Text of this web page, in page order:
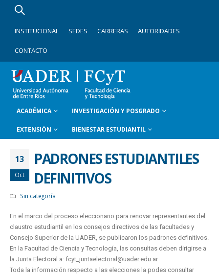
INSTITUCIONAL SEDES CARRERAS AUTORIDADES
CONTACTO
ACADÉMICA INVESTIGACIÓN Y POSGRADO
EXTENSIÓN BIENESTAR ESTUDIANTIL
13
Oct
PADRONES ESTUDIANTILES
DEFINITIVOS
Sin categoría
En el marco del proceso eleccionario para renovar representantes del
claustro estudiantil en los consejos directivos de las facultades y
Consejo Superior de la UADER, se publicaron los padrones definitivos.
En la Facultad de Ciencia y Tecnología, las consultas deben dirigirse a
la Junta Electoral a: fcyt_juntaelectoral@uader.edu.ar
Toda la información respecto a las elecciones la podes consultar